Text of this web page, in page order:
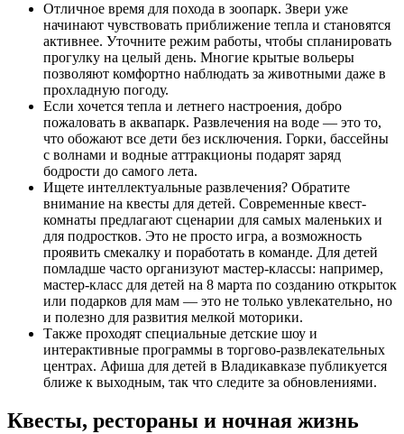
Отличное время для похода в зоопарк. Звери уже
начинают чувствовать приближение тепла и становятся
активнее. Уточните режим работы, чтобы спланировать
прогулку на целый день. Многие крытые вольеры
позволяют комфортно наблюдать за животными даже в
прохладную погоду.
Если хочется тепла и летнего настроения, добро
пожаловать в аквапарк. Развлечения на воде — это то,
что обожают все дети без исключения. Горки, бассейны
с волнами и водные аттракционы подарят заряд
бодрости до самого лета.
Ищете интеллектуальные развлечения? Обратите
внимание на квесты для детей. Современные квест-
комнаты предлагают сценарии для самых маленьких и
для подростков. Это не просто игра, а возможность
проявить смекалку и поработать в команде. Для детей
помладше часто организуют мастер-классы: например,
мастер-класс для детей на 8 марта по созданию открыток
или подарков для мам — это не только увлекательно, но
и полезно для развития мелкой моторики.
Также проходят специальные детские шоу и
интерактивные программы в торгово-развлекательных
центрах. Афиша для детей в Владикавказе публикуется
ближе к выходным, так что следите за обновлениями.
Квесты, рестораны и ночная жизнь